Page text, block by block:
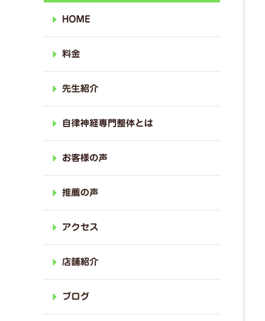
HOME
料金
先生紹介
自律神経専門整体とは
お客様の声
推薦の声
アクセス
店舗紹介
ブログ